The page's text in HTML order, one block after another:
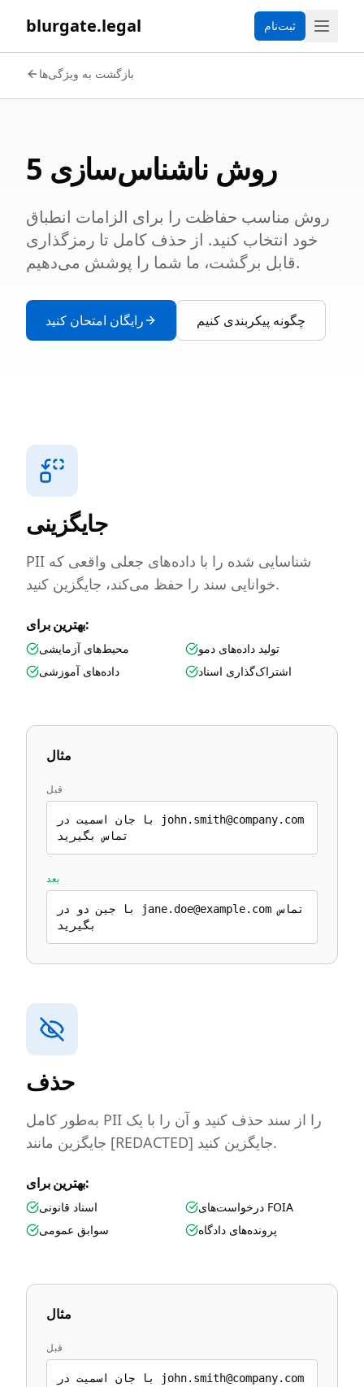
blurgate.legal ثبت‌نام
بازگشت به ویژگی‌ها
5 روش ناشناس‌سازی
روش مناسب حفاظت را برای الزامات انطباق
خود انتخاب کنید. از حذف کامل تا رمزگذاری
قابل برگشت، ما شما را پوشش می‌دهیم.
رایگان امتحان کنید چگونه پیکربندی کنیم
جایگزینی
PII شناسایی شده را با داده‌های جعلی واقعی که
خوانایی سند را حفظ می‌کند، جایگزین کنید.
بهترین برای:
محیط‌های آزمایشی
تولید داده‌های دمو
داده‌های آموزشی
اشتراک‌گذاری اسناد
مثال
قبل
با جان اسمیت در john.smith@company.com
تماس بگیرید
بعد
با جین دو در jane.doe@example.com تماس
بگیرید
حذف
به‌طور کامل PII را از سند حذف کنید و آن را با یک
جایگزین مانند [REDACTED] جایگزین کنید.
بهترین برای:
اسناد قانونی
درخواست‌های FOIA
سوابق عمومی
پرونده‌های دادگاه
مثال
قبل
با جان اسمیت در john.smith@company.com